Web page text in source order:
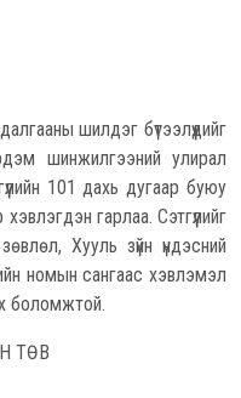
шилдэг бүтээлүүдийг
шинжилгээний улирал
101 дахь дугаар буюу
гарлаа. Сэтгүүлийг
Хууль зүйн үндэсний
номын сангаас хэвлэмэл
боломжтой.
ТӨВ